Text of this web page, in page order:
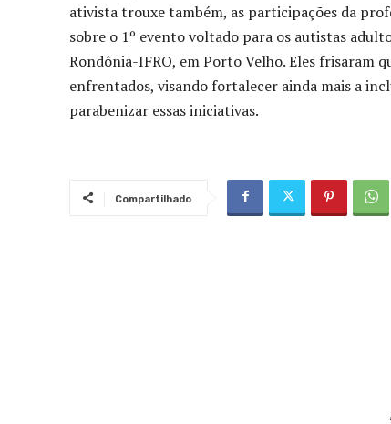
ativista trouxe também, as participações da
sobre o 1º evento voltado para os autistas
Rondônia-IFRO, em Porto Velho. Eles frisaram
enfrentados, visando fortalecer ainda mais a
parabenizar essas iniciativas.
Compartilhado